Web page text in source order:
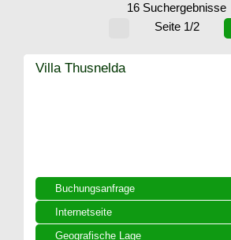
16 Suchergebnisse
Seite 1/2
Buchungsanfrage
Internetseite
Geografische Lage
Villa Thusnelda